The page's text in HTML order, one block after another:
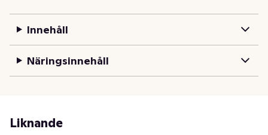
Innehåll
Näringsinnehåll
Liknande